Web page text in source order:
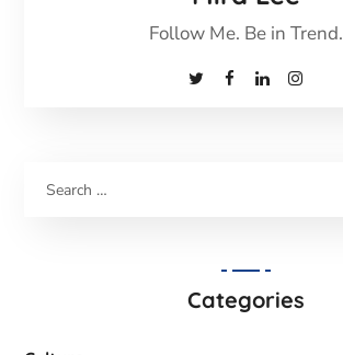
Follow Me. Be in Trend.
Categories